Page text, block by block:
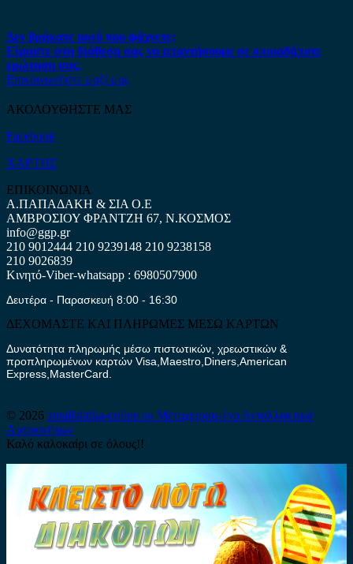
Δεν βρήκατε αυτό που ψάχνετε;
Είμαστε στη διάθεση σας να απαντήσουμε σε οποιαδήποτε
ερώτηση σας.
Επικοινωνήστε μαζί μας
ΑΚΟΛΟΥΘΗΣΤΕ ΜΑΣ
Facebook
ΧΑΡΤΗΣ
ΕΠΙΚΟΙΝΩΝΙΑ
Α.ΠΑΠΑΔΑΚΗ & ΣΙΑ Ο.Ε
ΑΜΒΡΟΣΙΟΥ ΦΡΑΝΤΖΗ 67, Ν.ΚΟΣΜΟΣ
info@ggp.gr
210 9012444 210 9239148 210 9238158
210 9026839
Κινητό-Viber-whatsapp : 6980507900
Δευτέρα - Παρασκευή 8:00 - 16:30
ΔΕΧΟΜΑΣΤΕ ΚΑΙ ΠΛΗΡΩΜΕΣ ΜΕΣΩ ΚΑΡΤΩΝ
Δυνατότητα πληρωμής μέσω πιστωτικών, χρεωστικών &
προπληρωμένων καρτών Visa,Maestro,Diners,American
Express,MasterCard.
© 2026 antallaktika-online.eu Μεταχειρισμένα Ανταλλακτικά
Αυτοκινήτων
Καλό καλοκαίρι σε όλους!!